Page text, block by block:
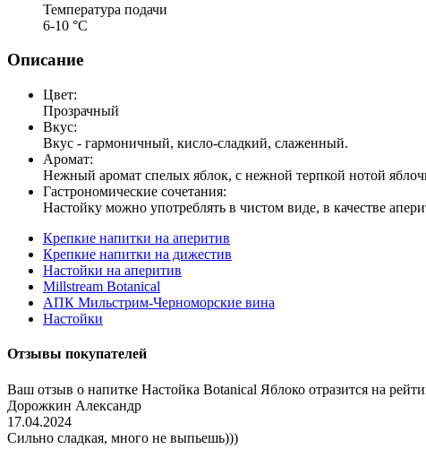
Температура подачи
6-10 °С
Описание
Цвет:
Прозрачный
Вкус:
Вкус - гармоничный, кисло-сладкий, слаженный.
Аромат:
Нежный аромат спелых яблок, с нежной терпкой нотой
Гастрономические сочетания:
Настойку можно употреблять в чистом виде, в качестве
Крепкие напитки на аперитив
Крепкие напитки на дижестив
Настойки на аперитив
Millstream Botanical
АПК Мильстрим-Черноморские вина
Настойки
Отзывы покупателей
Ваш отзыв о напитке Настойка Botanical Яблоко отразится на
Дорожкин Александр
17.04.2024
Сильно сладкая, много не выпьешь)))